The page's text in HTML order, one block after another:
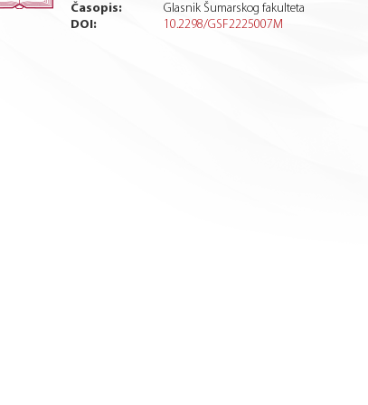
Časopis:
Glasnik Šumarskog fakulteta
DOI:
10.2298/GSF2225007M